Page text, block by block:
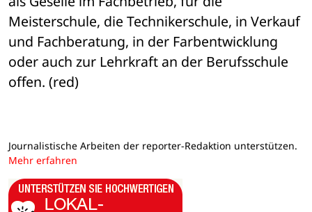
Meisterschule, die Technikerschule, in Verkauf
und Fachberatung, in der Farbentwicklung
oder auch zur Lehrkraft an der Berufsschule
offen. (red)
Journalistische Arbeiten der reporter-Redaktion unterstützen.
Mehr erfahren